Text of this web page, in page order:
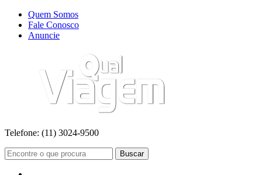
Quem Somos
Fale Conosco
Anuncie
Telefone: (11) 3024-9500
Buscar